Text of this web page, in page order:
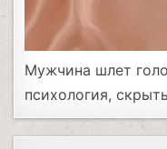
Мужчина шлет
психология,